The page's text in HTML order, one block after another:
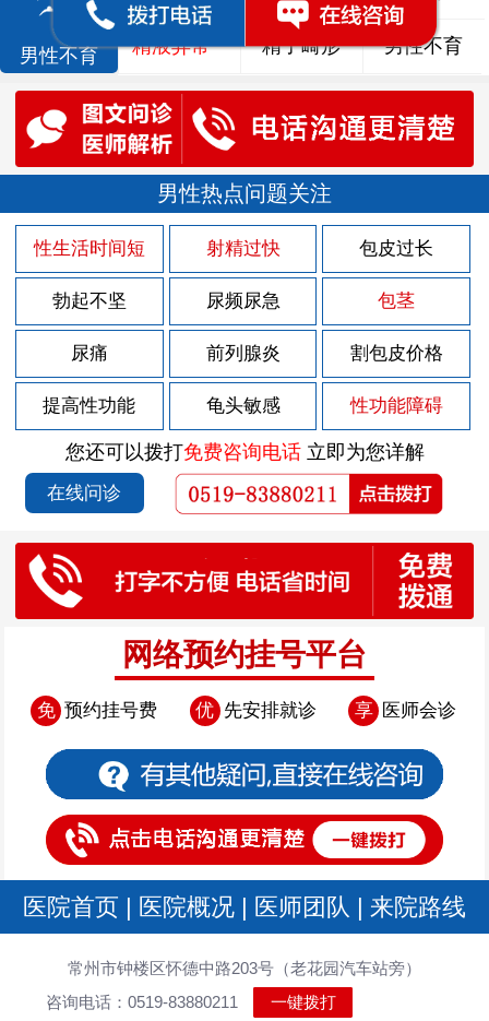
男性不育 精液异常 精子畸形 男性不育
男性热点问题关注
性生活时间短 射精过快 包皮过长
勃起不坚 尿频尿急 包茎
尿痛 前列腺炎 割包皮价格
提高性功能 龟头敏感 性功能障碍
您还可以拨打免费咨询电话立即为您详解
在线问诊
网络预约挂号平台
免 预约挂号费 优 先安排就诊 享 医师会诊
医院首页 | 医院概况 | 医师团队 | 来院路线
常州市钟楼区怀德中路203号（老花园汽车站旁）
咨询电话：0519-83880211
一键拨打